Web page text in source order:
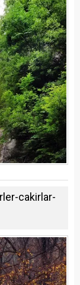
cakirlar-